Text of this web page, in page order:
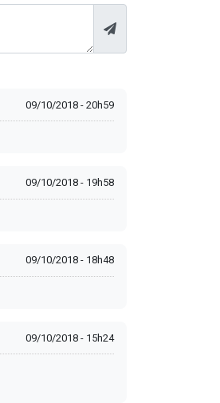
09/10/2018 - 20h59
09/10/2018 - 19h58
09/10/2018 - 18h48
09/10/2018 - 15h24